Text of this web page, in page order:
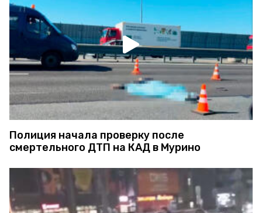
Полиция начала проверку после
смертельного ДТП на КАД в Мурино